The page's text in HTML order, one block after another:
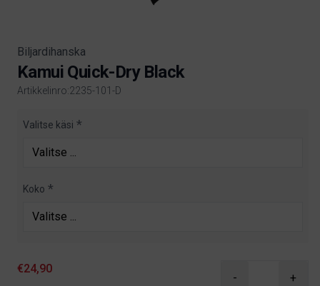
Biljardihanska
Kamui Quick-Dry Black
Artikkelinro:2235-101-D
Product information
Valitse käsi
Koko
€24,90
- +